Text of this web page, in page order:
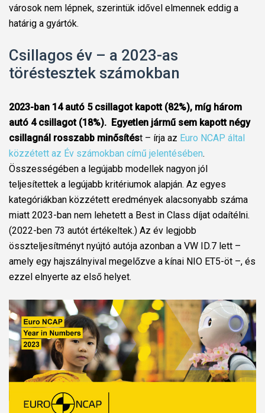
városok nem lépnek, szerintük idővel elmennek eddig a
határig a gyártók.
Csillagos év – a 2023-as
töréstesztek számokban
2023-ban 14 autó 5 csillagot kapott (82%), míg három
autó 4 csillagot (18%). Egyetlen jármű sem kapott négy
csillagnál rosszabb minősítést – írja az Euro NCAP által
közzétett az Év számokban című jelentésében.
Összességében a legújabb modellek nagyon jól
teljesítettek a legújabb kritériumok alapján. Az egyes
kategóriákban közzétett eredmények alacsonyabb száma
miatt 2023-ban nem lehetett a Best in Class díjat odaítélni.
(2022-ben 73 autót értékeltek.) Az év legjobb
összteljesítményt nyújtó autója azonban a VW ID.7 lett –
amely egy hajszálnyival megelőzve a kínai NIO ET5-öt –, és
ezzel elnyerte az első helyet.